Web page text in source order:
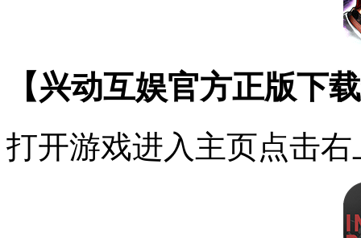
【兴动互娱官方正版下
打开游戏进入主页点击